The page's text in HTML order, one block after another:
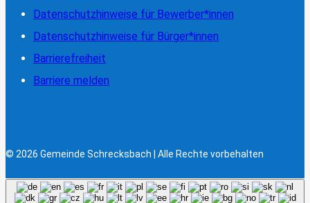
Datenschutzhinweise für Bewerber*innen
Datenschutzhinweise für Bürger*innen
Barrierefreiheit
Barriere melden
© 2026 Gemeinde Schrecksbach | Alle Rechte vorbehalten